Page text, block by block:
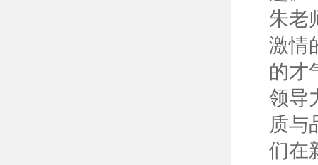
朱老
激情
的才
领导
质与
们在